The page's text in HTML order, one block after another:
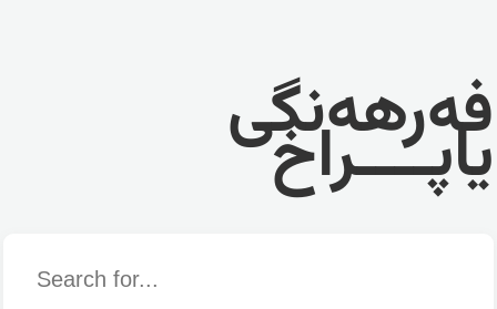
فەرهەنگی
یاپــــراخ
Word